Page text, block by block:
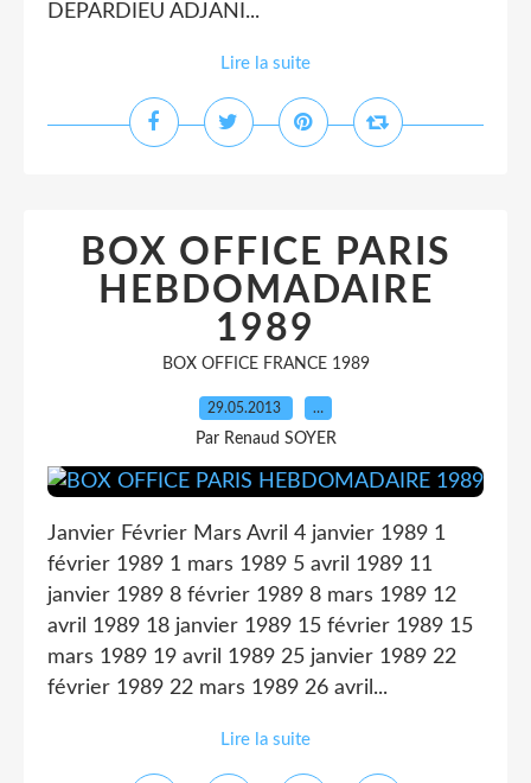
DEPARDIEU ADJANI...
Lire la suite
BOX OFFICE PARIS
HEBDOMADAIRE
1989
BOX OFFICE FRANCE 1989
29.05.2013 …
Par Renaud SOYER
Janvier Février Mars Avril 4 janvier 1989 1
février 1989 1 mars 1989 5 avril 1989 11
janvier 1989 8 février 1989 8 mars 1989 12
avril 1989 18 janvier 1989 15 février 1989 15
mars 1989 19 avril 1989 25 janvier 1989 22
février 1989 22 mars 1989 26 avril...
Lire la suite